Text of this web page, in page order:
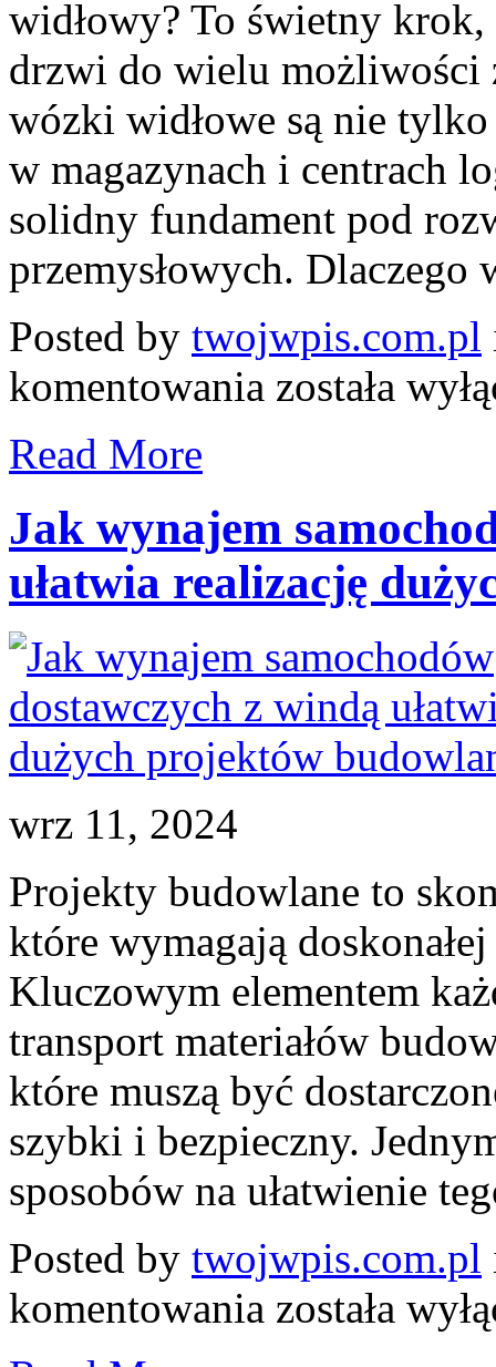
widłowy? To świetny
drzwi do wielu możliwości
wózki widłowe są nie
w magazynach i centrach
solidny fundament pod
przemysłowych. Dlaczego
Posted by twojwpis.com.pl
komentowania
szkolenia
została
Read More
Jak wynajem
ułatwia realizację
wrz 11, 2024
Projekty budowlane to
które wymagają
Kluczowym elementem
transport materiałów
które muszą być
szybki i bezpieczny.
sposobów na ułatwienie
Posted by twojwpis.com.pl
komentowania
wynajem
została